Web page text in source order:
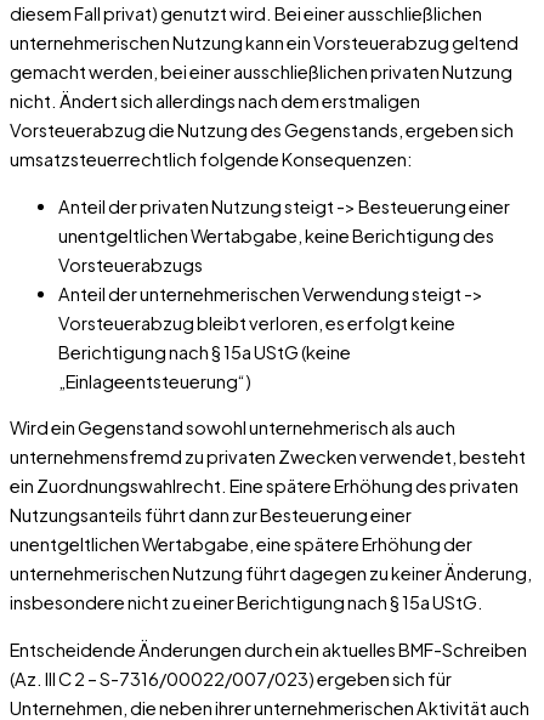
diesem Fall privat) genutzt wird. Bei einer ausschließlichen
unternehmerischen Nutzung kann ein Vorsteuerabzug geltend
gemacht werden, bei einer ausschließlichen privaten Nutzung
nicht. Ändert sich allerdings nach dem erstmaligen
Vorsteuerabzug die Nutzung des Gegenstands, ergeben sich
umsatzsteuerrechtlich folgende Konsequenzen:
Anteil der privaten Nutzung steigt -> Besteuerung einer
unentgeltlichen Wertabgabe, keine Berichtigung des
Vorsteuerabzugs
Anteil der unternehmerischen Verwendung steigt ->
Vorsteuerabzug bleibt verloren, es erfolgt keine
Berichtigung nach § 15a UStG (keine
„Einlageentsteuerung“)
Wird ein Gegenstand sowohl unternehmerisch als auch
unternehmensfremd zu privaten Zwecken verwendet, besteht
ein Zuordnungswahlrecht. Eine spätere Erhöhung des privaten
Nutzungsanteils führt dann zur Besteuerung einer
unentgeltlichen Wertabgabe, eine spätere Erhöhung der
unternehmerischen Nutzung führt dagegen zu keiner Änderung,
insbesondere nicht zu einer Berichtigung nach § 15a UStG.
Entscheidende Änderungen durch ein aktuelles BMF-Schreiben
(Az. III C 2 – S-7316/00022/007/023) ergeben sich für
Unternehmen, die neben ihrer unternehmerischen Aktivität auch